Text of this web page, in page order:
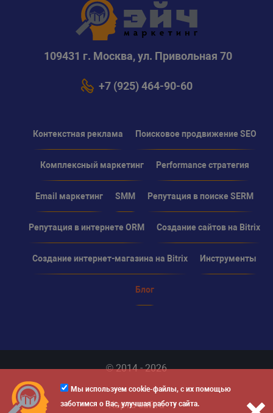
Мы используем cookie-файлы, с их помощью
заботимся о Вас, улучшая работу сайта.
109431 г. Москва, ул. Привольная 70
+7 (925) 464-90-60
Контекстная реклама Поисковое продвижение SEO
Комплексный маркетинг Performance стратегия
Email маркетинг SMM Репутация в поиске SERM
Репутация в интернете ORM Создание сайтов на Bitrix
Создание интернет-магазина на Bitrix Инструменты
Блог
© 2014 - 2026
Карта сайта